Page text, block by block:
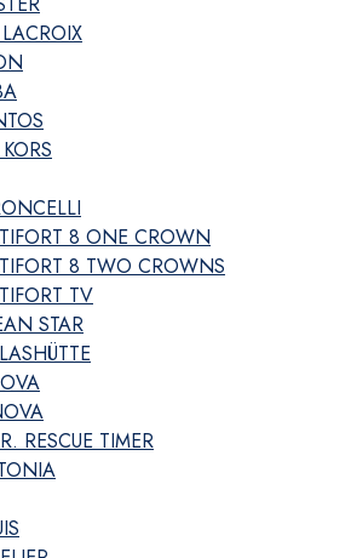
8 ONE CROWN
8 TWO CROWNS
TV
STAR
RESCUE TIMER